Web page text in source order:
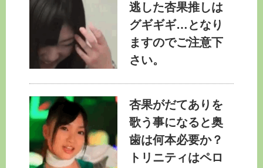
逃した杏果推しは
グギギギ…となり
ますのでご注意下
さい。
杏果がだてありを
歌う事になると奥
歯は何本必要か？
トリニティはペロ